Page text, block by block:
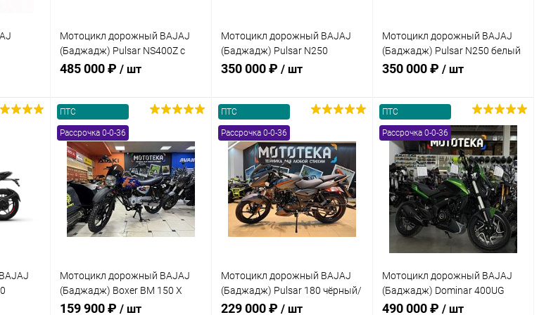
Мотоцикл дорожный BAJAJ
(Баджадж) Pulsar NS400Z с
ПТС
485 000 ₽ / шт
В корзину
Купить в 1
клик
Сравнение
В избранное В наличии
Мотоцикл дорожный BAJAJ
(Баджадж) Pulsar N250
красный с ПТС
350 000 ₽ / шт
В корзину
Купить в 1
клик
Сравнение
В избранное В наличии
Мотоцикл дорожный BAJAJ
(Баджадж) Pulsar N250 белый
с ПТС
350 000 ₽ / шт
В корзину
Купить в 1
клик
Сравнение
В избранное В наличии
ПТС
Рассрочка 0-0-36
Мотоцикл дорожный BAJAJ
(Баджадж) Boxer BM 150 X
Disc 5 передач синий с ПТС
159 900 ₽ / шт
ПТС
Рассрочка 0-0-36
Мотоцикл дорожный BAJAJ
(Баджадж) Pulsar 180 чёрный/
оранжевый с ПТС
229 000 ₽ / шт
ПТС
Рассрочка 0-0-36
Мотоцикл дорожный BAJAJ
(Баджадж) Dominar 400UG
Touring зелёный с ПТС
490 000 ₽ / шт